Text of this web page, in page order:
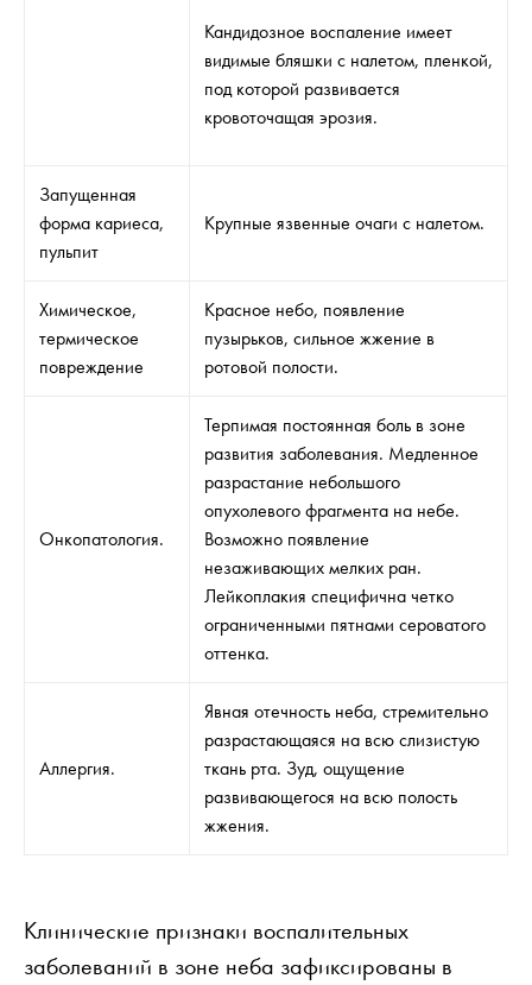
Кандидозное воспаление имеет
видимые бляшки с налетом, пленкой,
под которой развивается
кровоточащая эрозия.
Запущенная
форма кариеса,
пульпит
Крупные язвенные очаги с налетом.
Химическое,
термическое
повреждение
Красное небо, появление
пузырьков, сильное жжение в
ротовой полости.
Онкопатология.
Терпимая постоянная боль в зоне
развития заболевания. Медленное
разрастание небольшого
опухолевого фрагмента на небе.
Возможно появление
незаживающих мелких ран.
Лейкоплакия специфична четко
ограниченными пятнами сероватого
оттенка.
Аллергия.
Явная отечность неба, стремительно
разрастающаяся на всю слизистую
ткань рта. Зуд, ощущение
развивающегося на всю полость
жжения.
Клинические признаки воспалительных
заболеваний в зоне неба зафиксированы в